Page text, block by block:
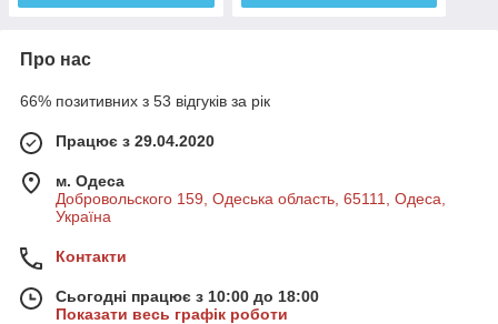
Про нас
66% позитивних з 53 відгуків за рік
Працює з 29.04.2020
м. Одеса
Добровольского 159, Одеська область, 65111, Одеса,
Україна
Контакти
Сьогодні працює з 10:00 до 18:00
Показати весь графік роботи